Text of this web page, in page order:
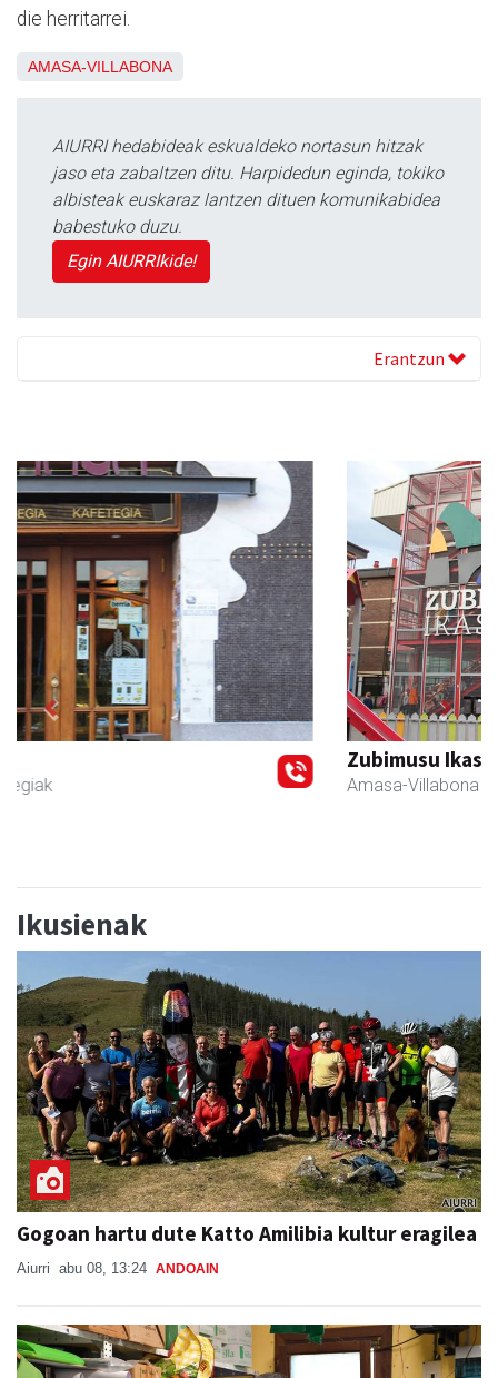
die herritarrei.
AMASA-VILLABONA
AIURRI hedabideak eskualdeko nortasun hitzak
jaso eta zabaltzen ditu. Harpidedun eginda, tokiko
albisteak euskaraz lantzen dituen komunikabidea
babestuko duzu.
Egin AIURRIkide!
Erantzun
Amasa-Villabona
Previous Next
Ikusienak
Gogoan hartu dute Katto Amilibia kultur eragilea
Aiurri abu 08, 13:24 ANDOAIN